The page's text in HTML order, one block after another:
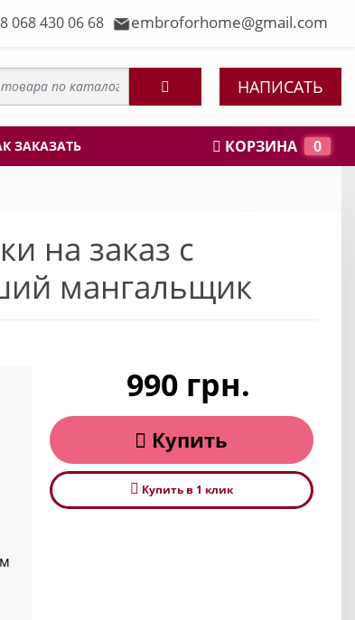
068 430 06 68 embroforhome@gmail.com
НАПИСАТЬ
ЗАКАЗАТЬ КОРЗИНА 0
на заказ с
мангальщик
990 грн.
Купить
Купить в 1 клик